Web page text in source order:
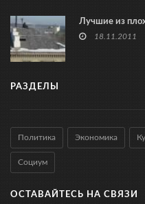
Лучшие из
18.11.2011
РАЗДЕЛЫ
Политика Экономика
Социум
ОСТАВАЙТЕСЬ НА СВЯЗИ